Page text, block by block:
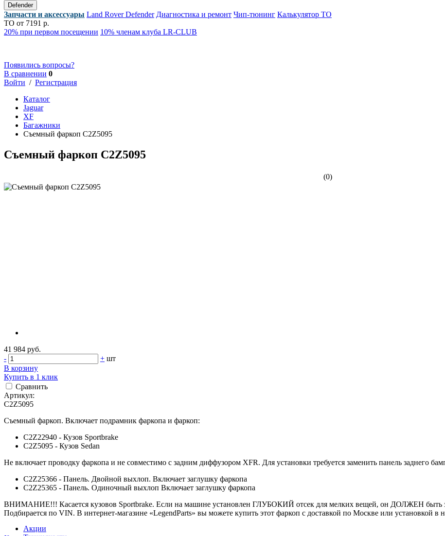
Defender
Запчасти и аксессуары Land Rover Defender Диагностика и ремонт Чип-тюнинг Калькулятор ТО
ТО от 7191 р.
20% при первом посещении 10% членам клуба LR-CLUB
Появились вопросы?
В сравнении 0
Войти / Регистрация
Каталог
Jaguar
XF
Багажники
Съемный фаркоп C2Z5095
Съемный фаркоп C2Z5095
(0)
41 984 руб.
-
+ шт
В корзину
Купить в 1 клик
Сравнить
Артикул:
C2Z5095
Съемный фаркоп. Включает подрамник фаркопа и фаркоп:
C2Z22940 - Кузов Sportbrake
C2Z5095 - Кузов Sedan
Не включает проводку фаркопа и не совместимо с задним диффузором XFR. Для установки требуется заменить панель заднего
C2Z25366 - Панель. Двойной выхлоп. Включает заглушку фаркопа
C2Z25365 - Панель. Одиночный выхлоп Включает заглушку фаркопа
ВНИМАНИЕ!!! Касается кузовов Sportbrake. Если на машине установлен ГЛУБОКИЙ отсек для мелких вещей, он ДОЛЖЕН
Подбирается по VIN. В интернет-магазине «LegendParts» вы можете купить этот фаркоп с доставкой по Москве или установкой
Акции